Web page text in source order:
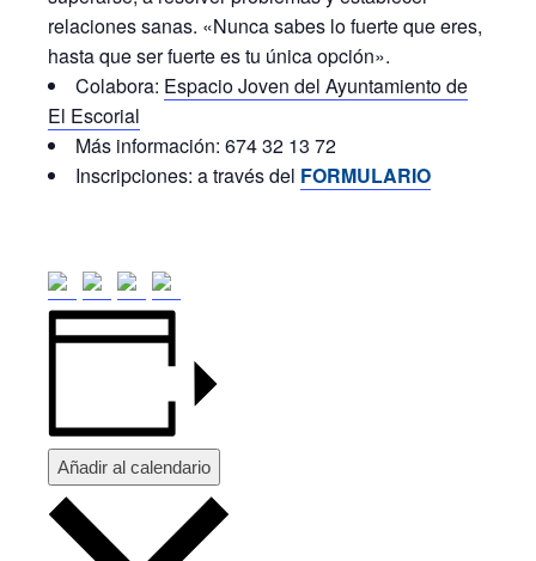
relaciones sanas. «Nunca sabes lo fuerte que eres,
hasta que ser fuerte es tu única opción».
Colabora: Espacio Joven del Ayuntamiento de
El Escorial
Más información: 674 32 13 72
Inscripciones: a través del FORMULARIO
Añadir al calendario